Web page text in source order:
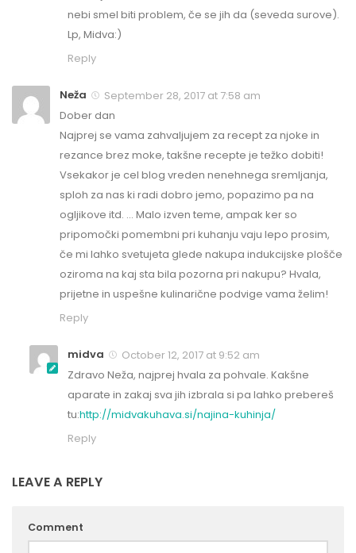
nebi smel biti problem, če se jih da (seveda surove).
Lp, Midva:)
Reply
Neža
September 28, 2017 at 7:58 am
Dober dan
Najprej se vama zahvaljujem za recept za njoke in
rezance brez moke, takšne recepte je težko dobiti!
Vsekakor je cel blog vreden nenehnega sremljanja,
sploh za nas ki radi dobro jemo, popazimo pa na
ogljikove itd. … Malo izven teme, ampak ker so
pripomočki pomembni pri kuhanju vaju lepo prosim,
če mi lahko svetujeta glede nakupa indukcijske plošče
oziroma na kaj sta bila pozorna pri nakupu? Hvala,
prijetne in uspešne kulinarične podvige vama želim!
Reply
midva
October 12, 2017 at 9:52 am
Zdravo Neža, najprej hvala za pohvale. Kakšne
aparate in zakaj sva jih izbrala si pa lahko prebereš
tu:http://midvakuhava.si/najina-kuhinja/
Reply
LEAVE A REPLY
Comment